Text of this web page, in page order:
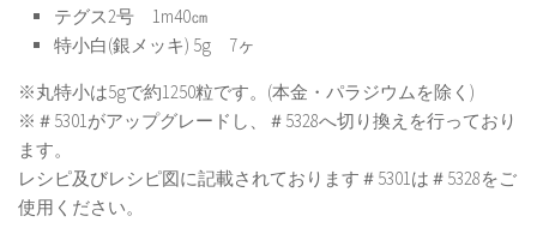
テグス2号 1m40㎝
特小白(銀メッキ) 5g 7ヶ
※丸特小は5gで約1250粒です。(本金・パラジウムを除く)
※＃5301がアップグレードし、＃5328へ切り換えを行っており
ます。
レシピ及びレシピ図に記載されております＃5301は＃5328をご
使用ください。